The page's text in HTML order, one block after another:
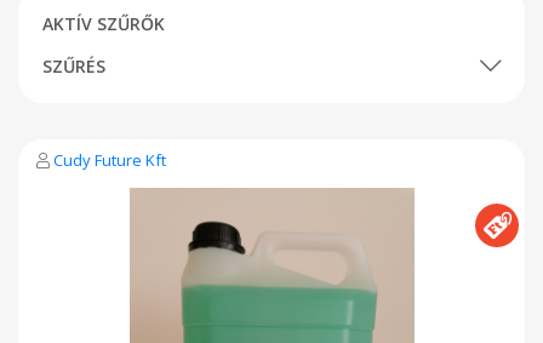
AKTÍV SZŰRŐK
SZŰRÉS
Cudy Future Kft